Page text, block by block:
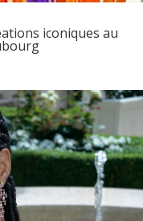
iconiques au